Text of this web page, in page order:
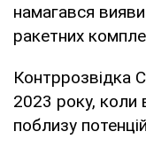
намагався
ракетних
Контррозвідка
2023 року, коли
поблизу